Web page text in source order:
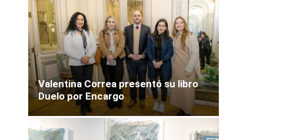
Valentina Correa presentó su libro
Duelo por Encargo